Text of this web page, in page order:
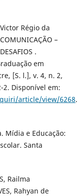
Régio da
–
.
em
[S. l.], v. 4, n. 2,
2. Disponível em:
article/view/6268.
Mídia e Educação:
Santa
Railma
Rahyan de